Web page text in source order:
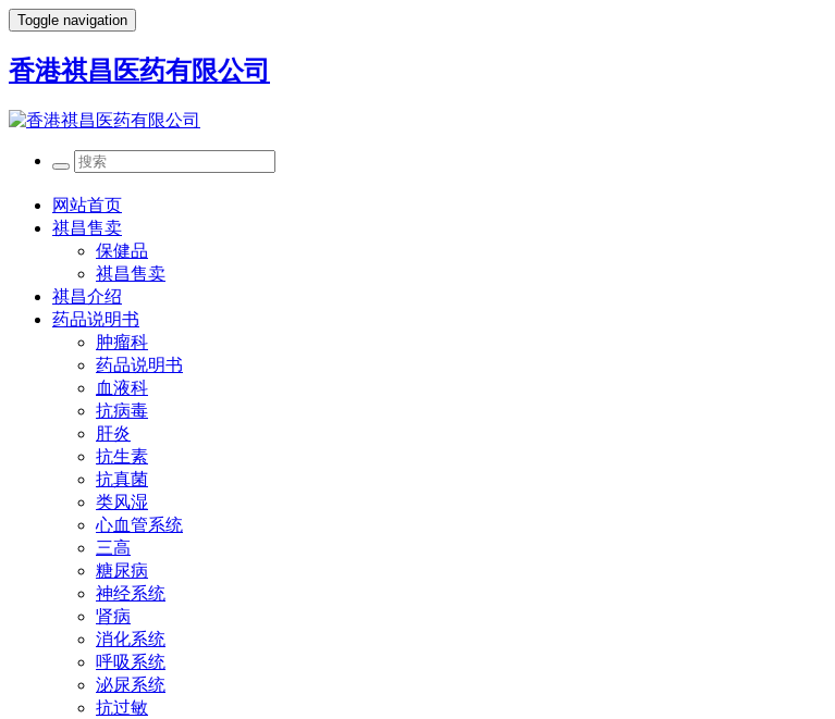
Toggle navigation
香港祺昌医药有限公司
网站首页
祺昌售卖
保健品
祺昌售卖
祺昌介绍
药品说明书
肿瘤科
药品说明书
血液科
抗病毒
肝炎
抗生素
抗真菌
类风湿
心血管系统
三高
糖尿病
神经系统
肾病
消化系统
呼吸系统
泌尿系统
抗过敏